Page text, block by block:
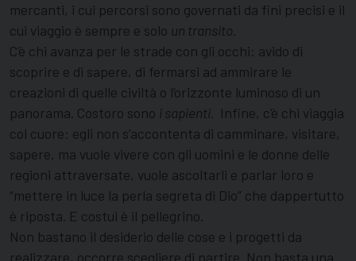
mercanti, i cui percorsi sono governati da fini precisi e il
cui viaggio è sempre e solo un transito
C’è chi avanza per le strade con gli occhi: avido di
scoprire e di sapere, di fermarsi ad ammirare le
creazioni di quelle civiltà o l’orizzonte luminoso di un
panorama. Costoro sono i sapienti. Infine, c’è chi viaggia
col cuore: egli non s’accontenta di camminare, visitare,
sapere, ma vuole vivere con gli uomini e le donne delle
regioni attraversate, vuole ascoltarli e parlar loro e
“mettere in luce la perla segreta di Dio” che dappertutto
è riposta. E costui è il pellegrino.
Non bastano il desiderio delle cose e i progetti da
realizzare, occorre scegliere di partire. Non basta una